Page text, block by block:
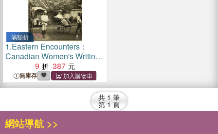
滿額折
1.Eastern Encounters：
Canadian Women's Writing
about the East, 1867-1929
9 387
無庫存
共 1 筆
第 1 頁
網站導航 >>